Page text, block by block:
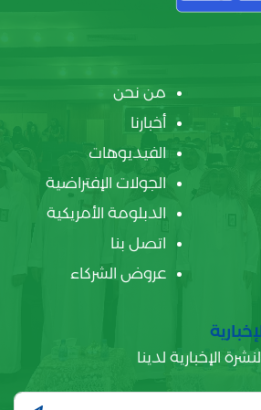
من نحن
أخبارنا
الفيديوهات
الجولات الإفتراضية
الدبلومة الأمريكية
اتصل بنا
عروض الشركاء
الإخبارية لدينا